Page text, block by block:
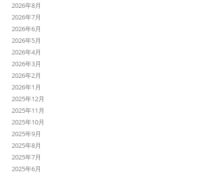
2026年8月
2026年7月
2026年6月
2026年5月
2026年4月
2026年3月
2026年2月
2026年1月
2025年12月
2025年11月
2025年10月
2025年9月
2025年8月
2025年7月
2025年6月